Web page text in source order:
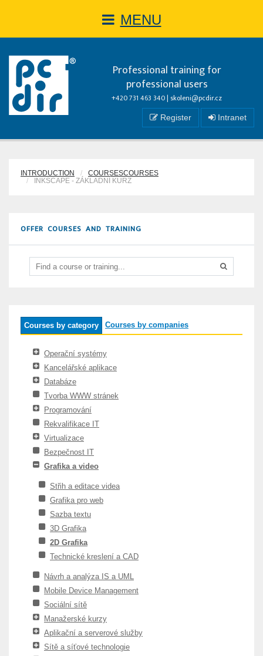
MENU
Professional training for
professional users
+420 731 463 340 | skoleni@pcdir.cz
Register Intranet
INTRODUCTION
COURSESCOURSES
INKSCAPE - ZÁKLADNÍ KURZ
OFFER COURSES AND TRAINING
Courses by category Courses by companies
Operační systémy
Kancelářské aplikace
Databáze
Tvorba WWW stránek
Programování
Rekvalifikace IT
Virtualizace
Bezpečnost IT
Grafika a video
Střih a editace videa
Grafika pro web
Sazba textu
3D Grafika
2D Grafika
Technické kreslení a CAD
Návrh a analýza IS a UML
Mobile Device Management
Sociální sítě
Manažerské kurzy
Aplikační a serverové služby
Sítě a síťové technologie